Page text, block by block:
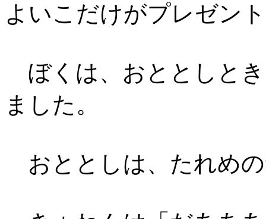
よいこだけがプレゼン
ぼくは、おととしと
ました。
おととしは、たれめ